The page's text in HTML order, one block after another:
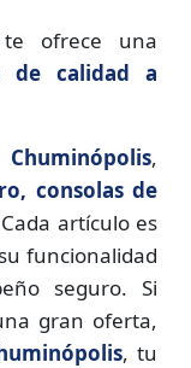
te ofrece una
de calidad a
,
consolas de
artículo es
funcionalidad
seguro. Si
gran oferta,
, tu